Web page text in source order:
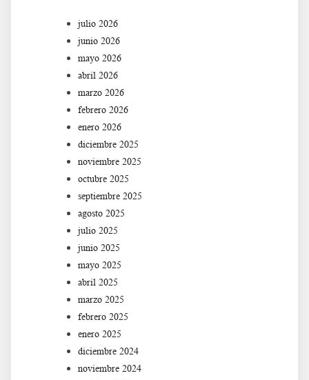
julio 2026
junio 2026
mayo 2026
abril 2026
marzo 2026
febrero 2026
enero 2026
diciembre 2025
noviembre 2025
octubre 2025
septiembre 2025
agosto 2025
julio 2025
junio 2025
mayo 2025
abril 2025
marzo 2025
febrero 2025
enero 2025
diciembre 2024
noviembre 2024